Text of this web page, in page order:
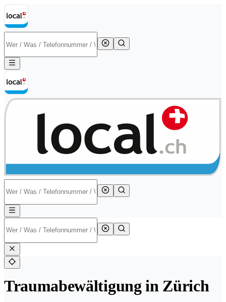
Traumabewältigung in Zürich